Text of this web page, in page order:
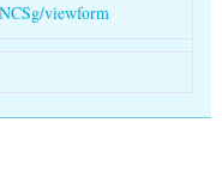
viewform